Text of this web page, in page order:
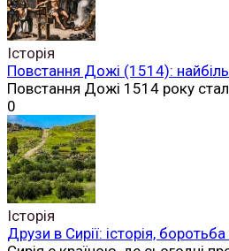
Історія
Повстання Дожі (1514):
Повстання Дожі 1514 року
0
Історія
Друзи в Сирії: історія,